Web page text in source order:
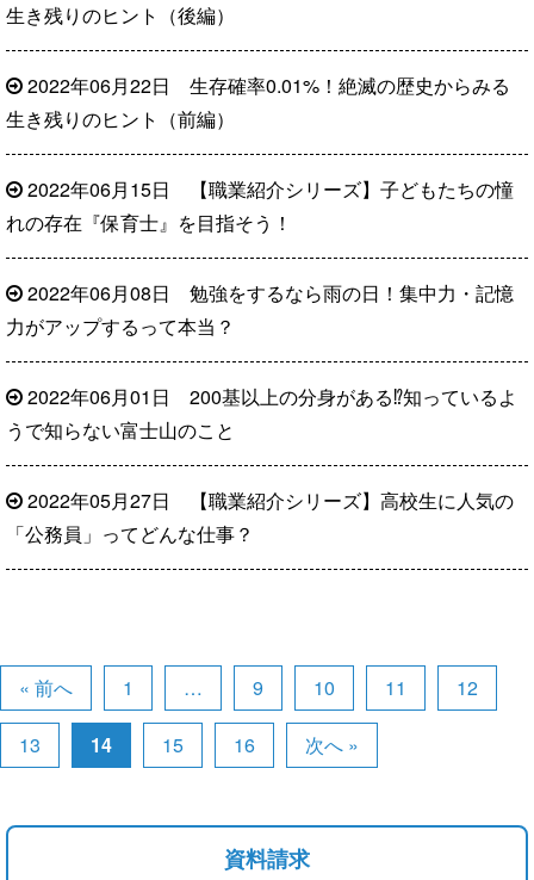
生き残りのヒント（後編）
2022年06月22日 生存確率0.01%！絶滅の歴史からみる
生き残りのヒント（前編）
2022年06月15日 【職業紹介シリーズ】子どもたちの憧
れの存在『保育士』を目指そう！
2022年06月08日 勉強をするなら雨の日！集中力・記憶
力がアップするって本当？
2022年06月01日 200基以上の分身がある⁉知っているよ
うで知らない富士山のこと
2022年05月27日 【職業紹介シリーズ】高校生に人気の
「公務員」ってどんな仕事？
« 前へ 1 … 9 10 11 12
13 14 15 16 次へ »
資料請求